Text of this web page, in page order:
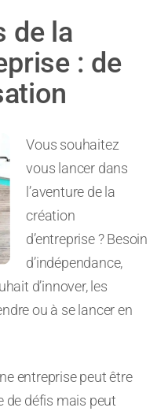
de la
: de
Vous souhaitez
vous lancer dans
l’aventure de la
création
d’entreprise ? Besoin
d’indépendance,
d’innover, les
ou à se lancer en
entreprise peut être
de défis mais peut